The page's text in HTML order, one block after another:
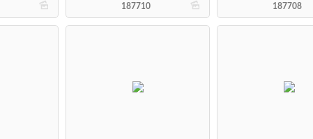
b b
187710 187708